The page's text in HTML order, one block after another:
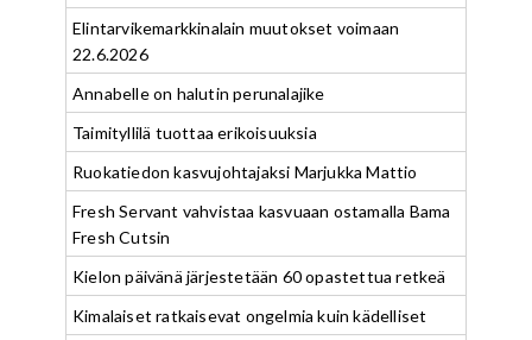
Elintarvikemarkkinalain muutokset voimaan
22.6.2026
Annabelle on halutin perunalajike
Taimityllilä tuottaa erikoisuuksia
Ruokatiedon kasvujohtajaksi Marjukka Mattio
Fresh Servant vahvistaa kasvuaan ostamalla Bama
Fresh Cutsin
Kielon päivänä järjestetään 60 opastettua retkeä
Kimalaiset ratkaisevat ongelmia kuin kädelliset